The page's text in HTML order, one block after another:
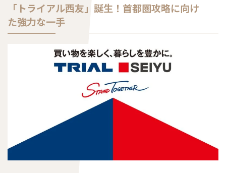
「トライアル西友」誕生！首都圏攻略に向け
た強力な一手